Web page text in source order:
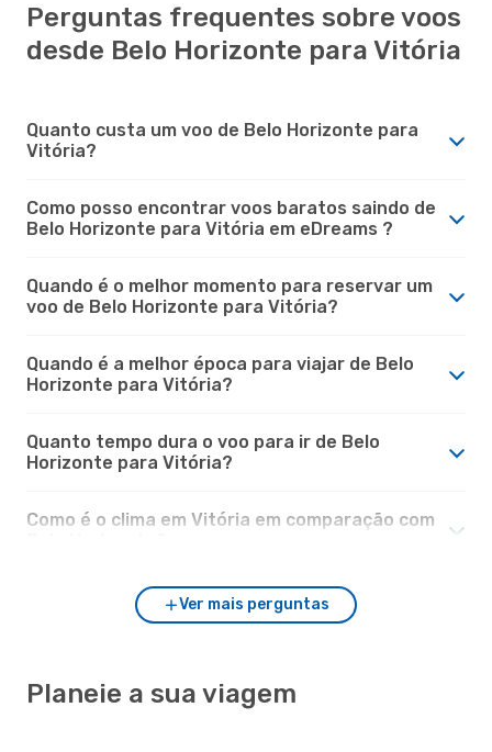
Perguntas frequentes sobre voos
desde Belo Horizonte para Vitória
Quanto custa um voo de Belo Horizonte para
Vitória?
Como posso encontrar voos baratos saindo de
Belo Horizonte para Vitória em eDreams ?
Quando é o melhor momento para reservar um
voo de Belo Horizonte para Vitória?
Quando é a melhor época para viajar de Belo
Horizonte para Vitória?
Quanto tempo dura o voo para ir de Belo
Horizonte para Vitória?
Como é o clima em Vitória em comparação com
Ver mais perguntas
Planeie a sua viagem